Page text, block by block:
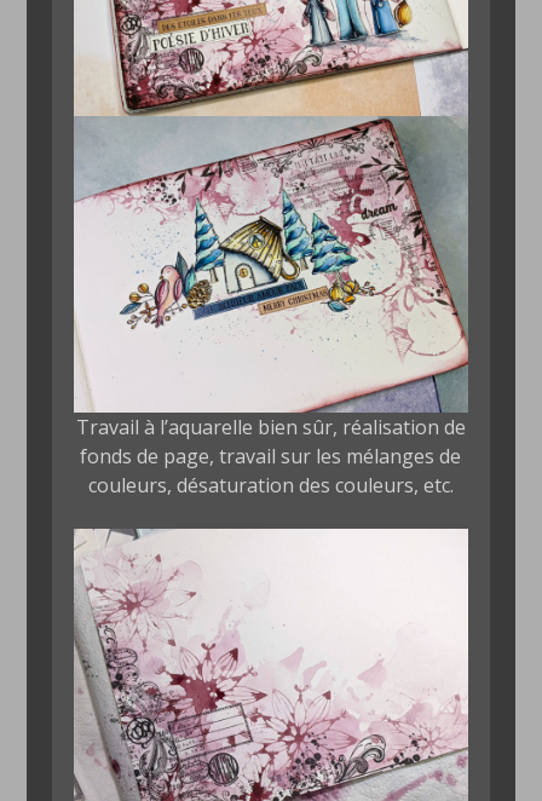
Travail à l’aquarelle bien sûr, réalisation de
fonds de page, travail sur les mélanges de
couleurs, désaturation des couleurs, etc.